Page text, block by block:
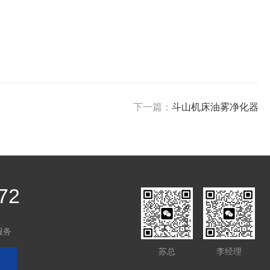
下一篇： 斗山机床油雾净化器
务
苏总 李经理